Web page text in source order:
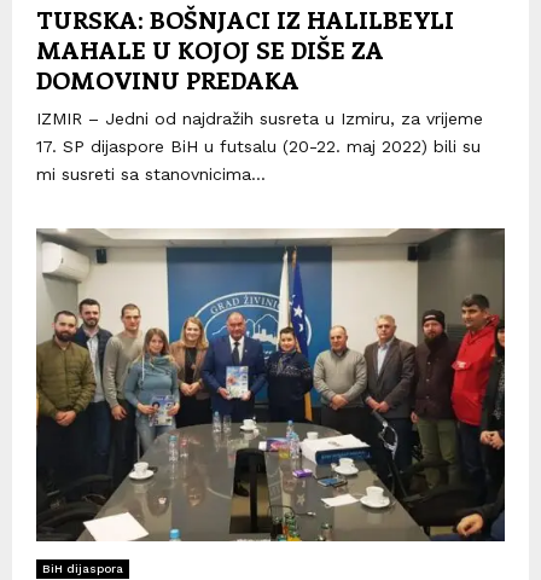
TURSKA: BOŠNJACI IZ HALILBEYLI
MAHALE U KOJOJ SE DIŠE ZA
DOMOVINU PREDAKA
IZMIR – Jedni od najdražih susreta u Izmiru, za vrijeme
17. SP dijaspore BiH u futsalu (20-22. maj 2022) bili su
mi susreti sa stanovnicima...
BiH dijaspora